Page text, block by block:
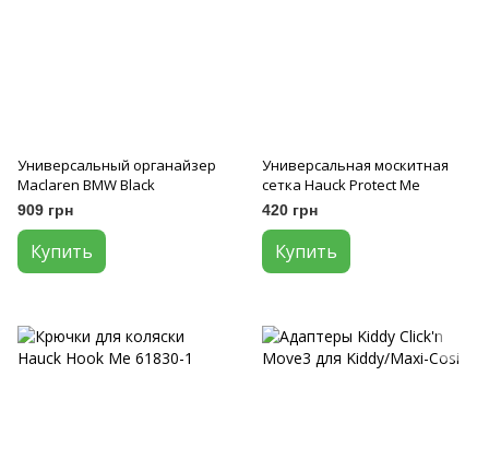
Универсальный органайзер
Maclaren BMW Black
909 грн
Купить
Универсальная москитная
сетка Hauck Protect Me
420 грн
Купить